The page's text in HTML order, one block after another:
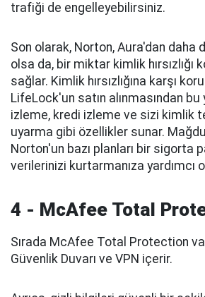
trafiği de engelleyebilirsiniz.
Son olarak, Norton, Aura'dan daha
olsa da, bir miktar kimlik hırsızlığı
sağlar. Kimlik hırsızlığına karşı
LifeLock'un satın alınmasından
izleme, kredi izleme ve sizi kimlik
uyarma gibi özellikler sunar.
Norton'un bazı planları bir sigorta
verilerinizi kurtarmanıza yardımcı
4 - McAfee Total
Sırada McAfee Total Protection
Güvenlik Duvarı ve VPN içerir.